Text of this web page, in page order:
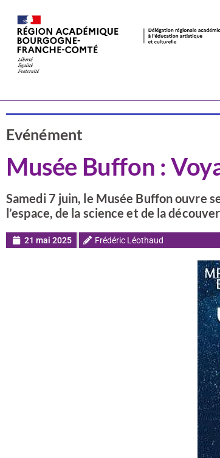
Evénément
Musée Buffon :
Samedi 7 juin, le Musée Buffon ouvre
l’espace, de la science et de la
21 mai 2025 Frédéric Léothaud